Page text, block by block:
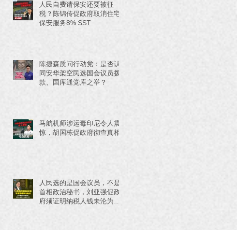
人民自费请保安还要被征
税？陈锦传促政府取消住宅
保安服务8% SST
陈捷森质问行动党：是否认
同安华架空民选国会议员拨
款、国库通党库之举？
马航机师涉运毒印尼令人震
惊，胡国栋促政府彻查真相
人民选的是国会议员，不是
首相政治秘书，刘亚强促政
府须证明纳税人钱未沦为政